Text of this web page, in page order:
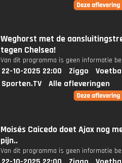
Weghorst met de
tegen Chelsea!
Van dit programma is geen informatie
22-10-2025 22:00 Ziggo
Sporten.TV
Alle afleveringen
Moisés Caicedo doet Ajax nog
pijn..
Van dit programma is geen informatie